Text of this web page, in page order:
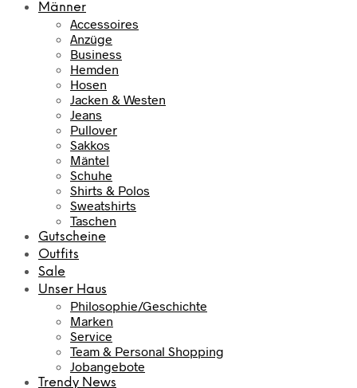
Männer
Accessoires
Anzüge
Business
Hemden
Hosen
Jacken & Westen
Jeans
Pullover
Sakkos
Mäntel
Schuhe
Shirts & Polos
Sweatshirts
Taschen
Gutscheine
Outfits
Sale
Unser Haus
Philosophie/Geschichte
Marken
Service
Team & Personal Shopping
Jobangebote
Trendy News